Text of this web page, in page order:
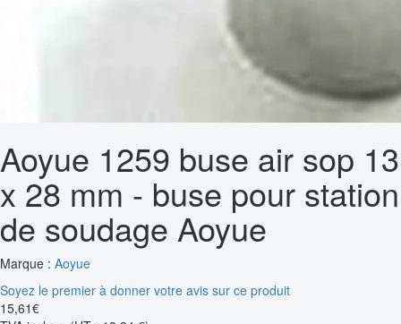
Aoyue 1259 buse air sop 13
x 28 mm - buse pour station
de soudage Aoyue
Marque : Aoyue
Soyez le premier à donner votre avis sur ce produit
15,61€